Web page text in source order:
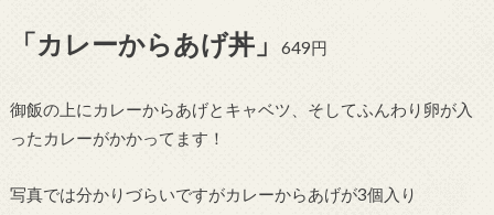
「カレーからあげ丼」 649円
御飯の上にカレーからあげとキャベツ、そしてふんわり卵が入
ったカレーがかかってます！
写真では分かりづらいですがカレーからあげが3個入り